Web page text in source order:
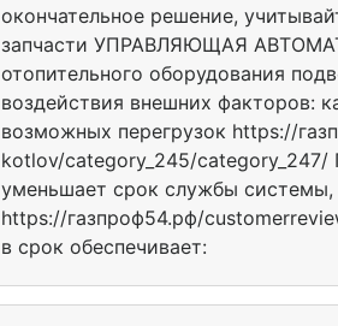
окончательное решение,
запчасти УПРАВЛЯЮЩАЯ
отопительного оборудования
воздействия внешних факторов:
возможных перегрузок https://
kotlov/category_245/
уменьшает срок службы
https://газпроф54.рф/
в срок обеспечивает: